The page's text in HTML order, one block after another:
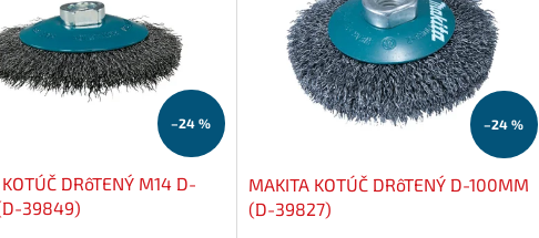
–24 %
DRôTENÝ M14 D-
39849)
–24 %
MAKITA KOTÚČ DRôTENÝ D-100MM
(D-39827)